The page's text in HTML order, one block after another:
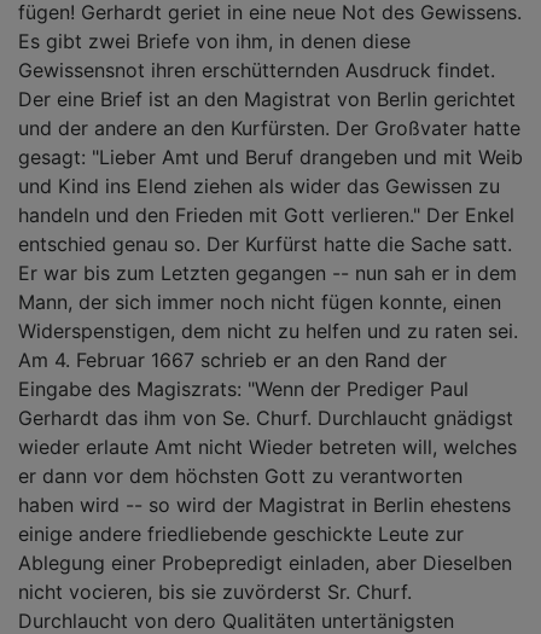
fügen! Gerhardt geriet in eine neue Not des Gewissens.
Es gibt zwei Briefe von ihm, in denen diese
Gewissensnot ihren erschütternden Ausdruck findet.
Der eine Brief ist an den Magistrat von Berlin gerichtet
und der andere an den Kurfürsten. Der Großvater hatte
gesagt: "Lieber Amt und Beruf drangeben und mit Weib
und Kind ins Elend ziehen als wider das Gewissen zu
handeln und den Frieden mit Gott verlieren." Der Enkel
entschied genau so. Der Kurfürst hatte die Sache satt.
Er war bis zum Letzten gegangen -- nun sah er in dem
Mann, der sich immer noch nicht fügen konnte, einen
Widerspenstigen, dem nicht zu helfen und zu raten sei.
Am 4. Februar 1667 schrieb er an den Rand der
Eingabe des Magiszrats: "Wenn der Prediger Paul
Gerhardt das ihm von Se. Churf. Durchlaucht gnädigst
wieder erlaute Amt nicht Wieder betreten will, welches
er dann vor dem höchsten Gott zu verantworten
haben wird -- so wird der Magistrat in Berlin ehestens
einige andere friedliebende geschickte Leute zur
Ablegung einer Probepredigt einladen, aber Dieselben
nicht vocieren, bis sie zuvörderst Sr. Churf.
Durchlaucht von dero Qualitäten untertänigsten